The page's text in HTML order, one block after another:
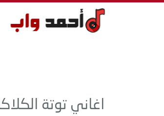
اغاني توتة